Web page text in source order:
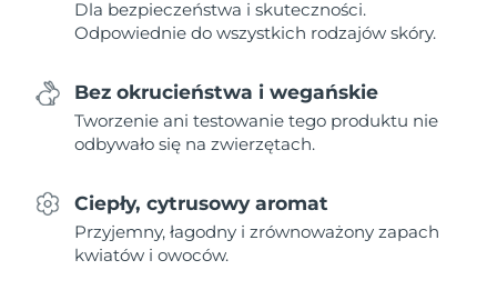
Dla bezpieczeństwa i skuteczności.
Odpowiednie do wszystkich rodzajów skóry.
Bez okrucieństwa i wegańskie
Tworzenie ani testowanie tego produktu nie
odbywało się na zwierzętach.
Ciepły, cytrusowy aromat
Przyjemny, łagodny i zrównoważony zapach
kwiatów i owoców.
Oczekiwany czas dostawy
Nowa Zelandia
Oczekiwany czas dostawy
8/10/26
Norwegia
Oman
Oczekiwany czas dostawy